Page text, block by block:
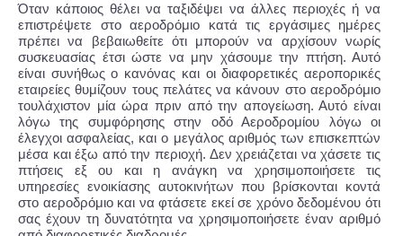
Όταν κάποιος θέλει να ταξιδέψει να άλλες περιοχές ή να
επιστρέψετε στο αεροδρόμιο κατά τις εργάσιμες ημέρες
πρέπει να βεβαιωθείτε ότι μπορούν να αρχίσουν νωρίς
συσκευασίας έτσι ώστε να μην χάσουμε την πτήση. Αυτό
είναι συνήθως ο κανόνας και οι διαφορετικές αεροπορικές
εταιρείες θυμίζουν τους πελάτες να κάνουν στο αεροδρόμιο
τουλάχιστον μία ώρα πριν από την απογείωση. Αυτό είναι
λόγω της συμφόρησης στην οδό Αεροδρομίου λόγω οι
έλεγχοι ασφαλείας, και ο μεγάλος αριθμός των επισκεπτών
μέσα και έξω από την περιοχή. Δεν χρειάζεται να χάσετε τις
πτήσεις εξ ου και η ανάγκη να χρησιμοποιήσετε τις
υπηρεσίες ενοικίασης αυτοκινήτων που βρίσκονται κοντά
στο αεροδρόμιο και να φτάσετε εκεί σε χρόνο δεδομένου ότι
σας έχουν τη δυνατότητα να χρησιμοποιήσετε έναν αριθμό